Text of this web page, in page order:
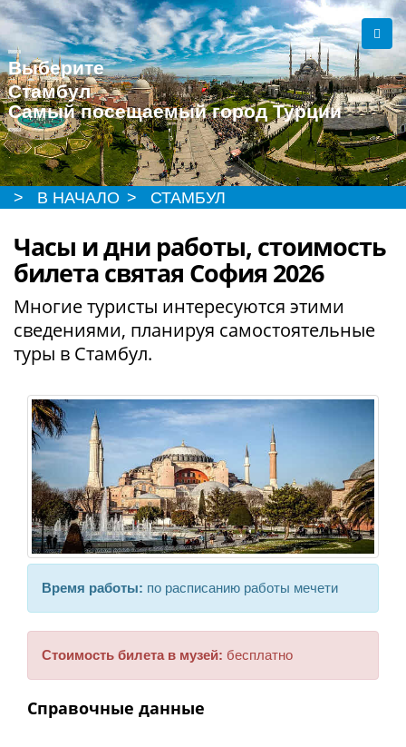
Выберите
Стамбул
Самый посещаемый город Турции
> В НАЧАЛО > СТАМБУЛ
Часы и дни работы, стоимость
билета святая София 2026
Многие туристы интересуются этими
сведениями, планируя самостоятельные
туры в Стамбул.
Время работы: по расписанию работы мечети
Стоимость билета в музей: бесплатно
Справочные данные